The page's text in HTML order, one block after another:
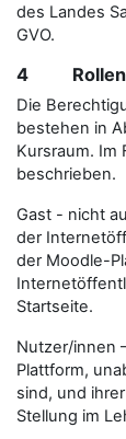
des Landes
GVO.
4 Rollen
Die
bestehen in
Kursraum. Im
beschrieben.
Gast - nicht
der
der Moodle-
Startseite.
Nutzer/innen
Plattform,
sind, und
Stellung im